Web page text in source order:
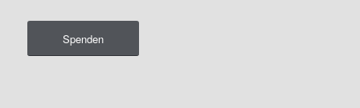
Spenden